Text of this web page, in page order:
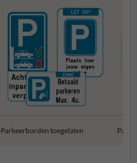
Parkeerborden toegelaten